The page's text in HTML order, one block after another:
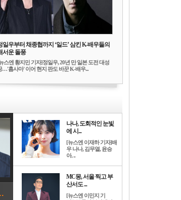
일우부터 채종협까지 ‘일드’ 삼킨 K-배우들의
서운 돌풍
스엔 황지민 기자]정일우, 20년 만 일본 도전 대성
…'횹사마' 이어 현지 판도 바꾼 K-배우...
나나, 도회적인 눈빛
에 시...
[뉴스엔 이재하 기자]배
우 나나, 김무열, 윤승
아, ..
MC몽, 서울 찍고 부
산서도 ...
[뉴스엔 이민지 기